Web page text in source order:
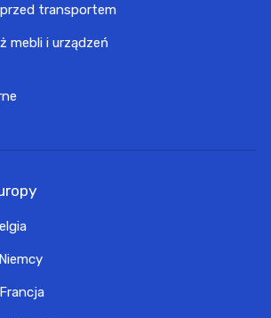
transportem
mebli i urządzeń